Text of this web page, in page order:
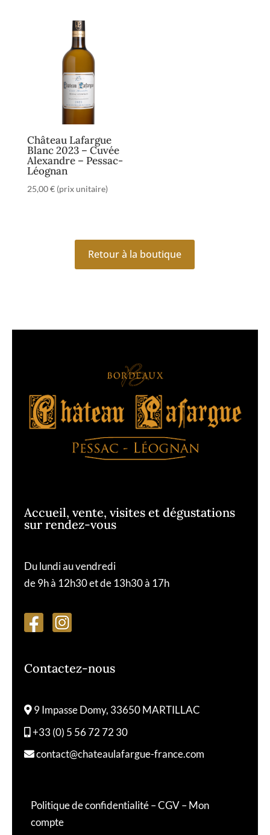
Château Lafargue
Blanc 2023 – Cuvée
Alexandre – Pessac-
Léognan
25,00€ (prix unitaire)
Retour à la boutique
Accueil, vente, visites et dégustations
sur rendez-vous
Du lundi au vendredi
de 9h à 12h30 et de 13h30 à 17h
Contactez-nous
9 Impasse Domy, 33650 MARTILLAC
+33 (0) 5 56 72 72 30
contact@chateaulafargue-france.com
Politique de confidentialité–CGV–Mon
compte